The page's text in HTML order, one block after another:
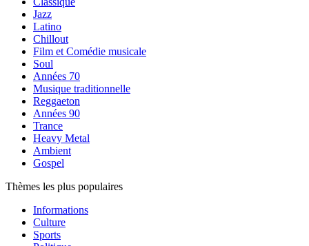
Jazz
Latino
Chillout
Film et Comédie musicale
Soul
Années 70
Musique traditionnelle
Reggaeton
Années 90
Trance
Heavy Metal
Ambient
Gospel
Thèmes les plus populaires
Informations
Culture
Sports